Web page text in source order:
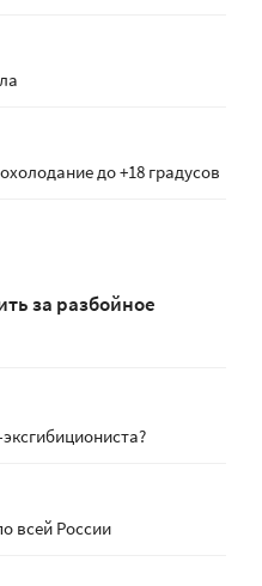
до +18 градусов
за разбойное
всей России